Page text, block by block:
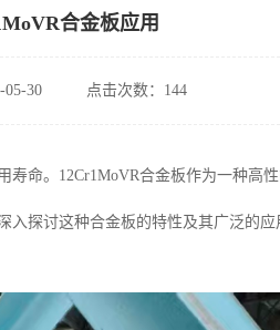
合金板应用
05-30 点击次数：144
命。12Cr1MoVR合金板作为一种高
探讨这种合金板的特性及其广泛的应